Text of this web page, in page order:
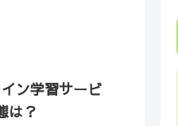
ン学習サービ
は？